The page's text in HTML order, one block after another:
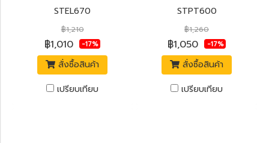
STEL670
฿1,210
฿1,010 -17%
สั่งซื้อสินค้า
เปรียบเทียบ
STPT600
฿1,260
฿1,050 -17%
สั่งซื้อสินค้า
เปรียบเทียบ